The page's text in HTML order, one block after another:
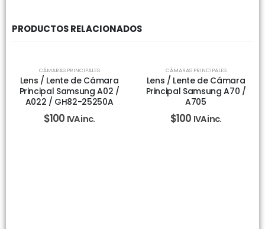
PRODUCTOS RELACIONADOS
CÁMARAS PRINCIPALES
Lens / Lente de Cámara
Principal Samsung A02 /
A022 / GH82-25250A
$100 IVA inc.
CÁMARAS PRINCIPALES
Lens / Lente de Cámara
Principal Samsung A70 /
A705
$100 IVA inc.